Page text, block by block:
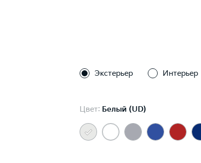
Экстерьер Интерьер
Цвет: Белый (UD)